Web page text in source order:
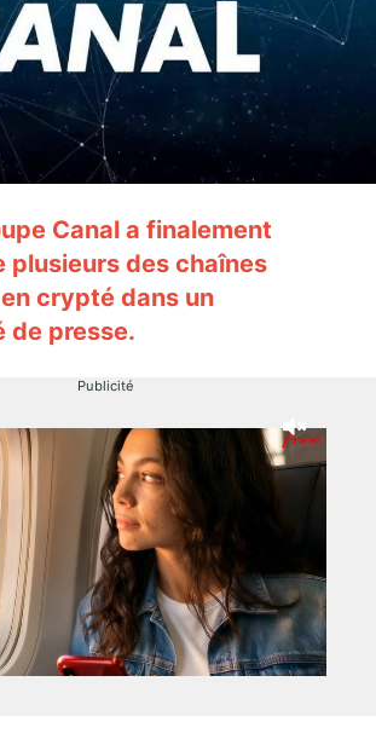
Canal a finalement
plusieurs des chaînes
crypté dans un
de presse.
Publicité